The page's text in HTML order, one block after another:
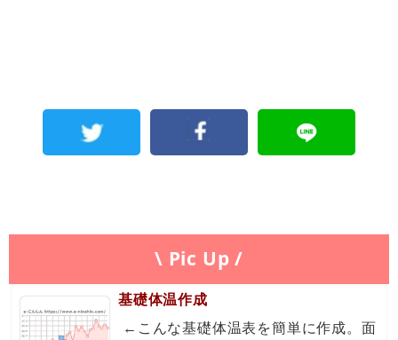
\ Pic Up /
基礎体温作成
←こんな基礎体温表を簡単に作成。面